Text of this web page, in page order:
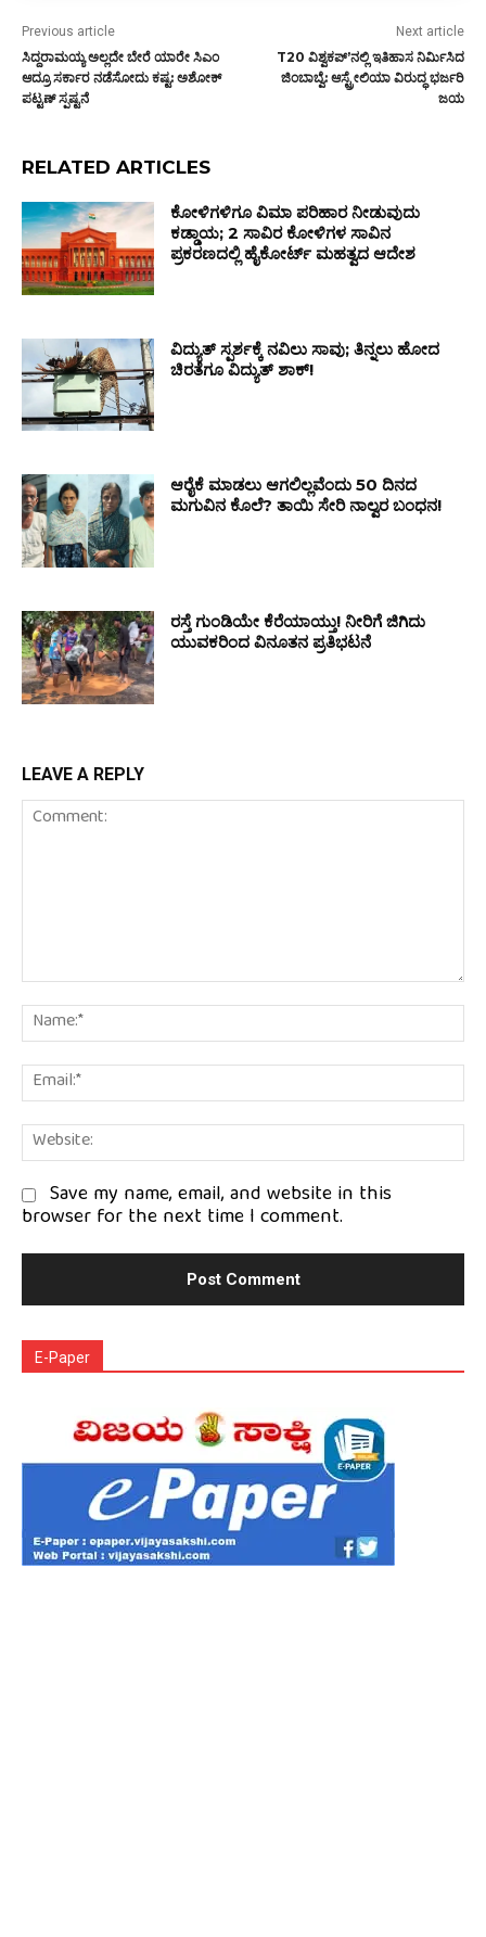
Previous article
ಸಿದ್ದರಾಮಯ್ಯ ಅಲ್ಲದೇ ಬೇರೆ ಯಾರೇ ಸಿಎಂ
ಆದ್ರೂ ಸರ್ಕಾರ ನಡೆಸೋದು ಕಷ್ಟ: ಅಶೋಕ್‌
ಪಟ್ಟಣ್ ಸ್ಪಷ್ಟನೆ
Next article
T20 ವಿಶ್ವಕಪ್ʼನಲ್ಲಿ ಇತಿಹಾಸ ನಿರ್ಮಿಸಿದ
ಜಿಂಬಾಬ್ವೆ: ಆಸ್ಟ್ರೇಲಿಯಾ ವಿರುದ್ಧ ಭರ್ಜರಿ
ಜಯ
RELATED ARTICLES
ಕೋಳಿಗಳಿಗೂ ವಿಮಾ ಪರಿಹಾರ ನೀಡುವುದು
ಕಡ್ಡಾಯ; 2 ಸಾವಿರ ಕೋಳಿಗಳ ಸಾವಿನ
ಪ್ರಕರಣದಲ್ಲಿ ಹೈಕೋರ್ಟ್ ಮಹತ್ವದ ಆದೇಶ
ವಿದ್ಯುತ್ ಸ್ಪರ್ಶಕ್ಕೆ ನವಿಲು ಸಾವು; ತಿನ್ನಲು ಹೋದ
ಚಿರತೆಗೂ ವಿದ್ಯುತ್ ಶಾಕ್!
ಆರೈಕೆ ಮಾಡಲು ಆಗಲಿಲ್ಲವೆಂದು 50 ದಿನದ
ಮಗುವಿನ ಕೊಲೆ? ತಾಯಿ ಸೇರಿ ನಾಲ್ವರ ಬಂಧನ!
ರಸ್ತೆ ಗುಂಡಿಯೇ ಕೆರೆಯಾಯ್ತು! ನೀರಿಗೆ ಜಿಗಿದು
ಯುವಕರಿಂದ ವಿನೂತನ ಪ್ರತಿಭಟನೆ
LEAVE A REPLY
Comment:
Save my name, email, and website in this
browser for the next time I comment.
E-Paper